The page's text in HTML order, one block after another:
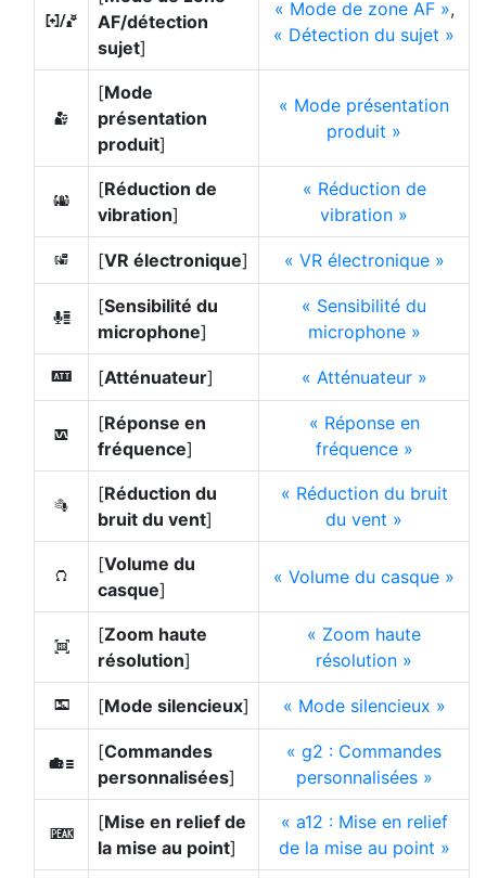
7
AF/détection
sujet]
Mode de zone AF
,
Détection du sujet
H
[Mode
présentation
produit]
Mode présentation
produit
u
[Réduction de
vibration]
Réduction de
vibration
4 [VR électronique] VR électronique
H
[Sensibilité du
microphone]
Sensibilité du
microphone
5 [Atténuateur] Atténuateur
6
[Réponse en
fréquence]
Réponse en
fréquence
7
[Réduction du
bruit du vent]
Réduction du bruit
du vent
8
[Volume du
casque]
Volume du casque
H
[Zoom haute
résolution]
Zoom haute
résolution
L [Mode silencieux] Mode silencieux
w
[Commandes
personnalisées]
g2 : Commandes
personnalisées
W
[Mise en relief de
la mise au point]
a12 : Mise en relief
de la mise au point